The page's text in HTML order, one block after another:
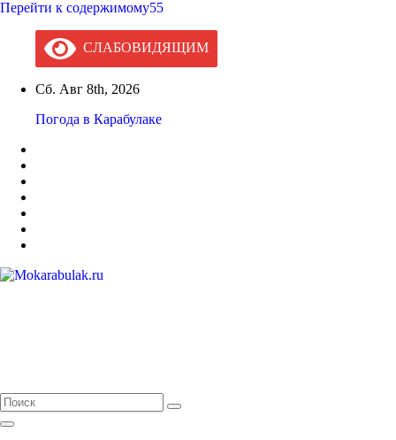
Перейти к содержимому55
СЛАБОВИДЯЩИМ
Сб. Авг 8th, 2026
Погода в Карабулаке